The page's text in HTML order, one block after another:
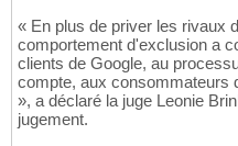
« En plus de priver les rivaux
comportement d'exclusion a
clients de Google, au
compte, aux consommateurs
», a déclaré la juge Leonie
jugement.